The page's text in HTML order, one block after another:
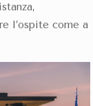
l’ospite come a